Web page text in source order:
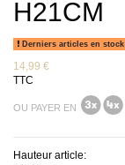
H21CM
Derniers articles en stock
14,99 €
TTC
OU PAYER EN
Hauteur article: